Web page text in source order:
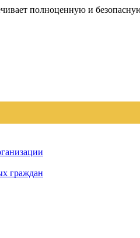
полноценную и
граждан